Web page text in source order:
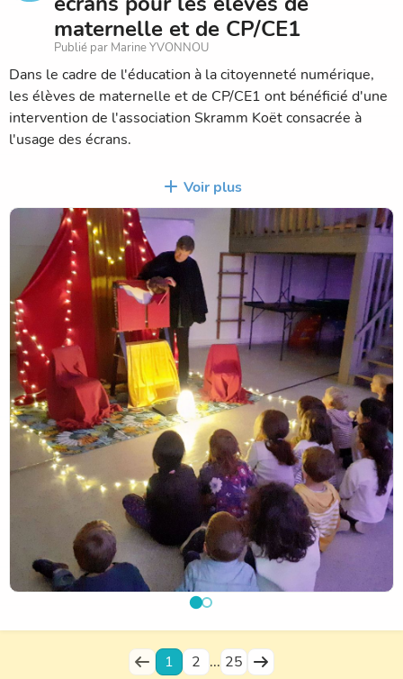
maternelle et de CP/CE1
Publié par Marine YVONNOU
Dans le cadre de l'éducation à la citoyenneté numérique,
les élèves de maternelle et de CP/CE1 ont bénéficié d'une
intervention de l'association Skramm Koët consacrée à
l'usage des écrans.
Adaptée à l'âge des enfants, cette animation a permis
d'aborder de manière ludique et interactive la place des
écrans dans la vie quotidienne. Les élèves ont pu échanger
sur leurs habitudes, réfléchir aux différents usages des
écrans et découvrir l'importance de préserver un équilibre
entre les activités numériques et les autres temps de la
journée : jeux, lecture, activités créatives, sport ou
moments de partage en famille.
Cette action de sensibilisation vise à accompagner les
enfants dans la construction de repères simples et adaptés
à leur âge pour développer des pratiques numériques
responsables.
À l'issue de l'intervention, un livret illustré a été remis à
chaque élève. Destiné aux familles, il a pour objectif de
prolonger les échanges à la maison et d'encourager une
réflexion commune autour de l'utilisation des écrans.
Nous remercions chaleureusement l'association Skramm
Koët pour la qualité de cette intervention et les outils
proposés aux élèves et à leurs familles.
Voir plus
1 2 ... 25